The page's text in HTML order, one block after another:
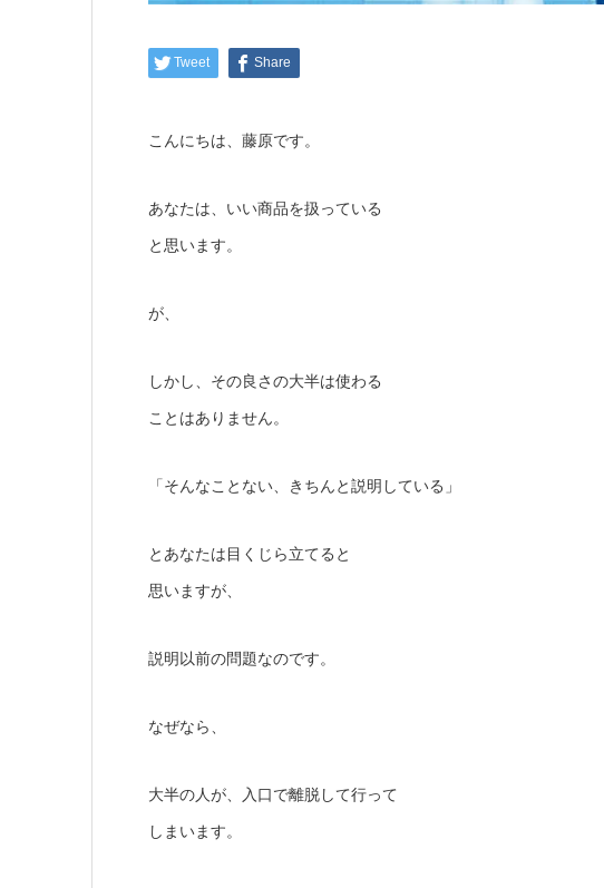
Tweet Share
こんにちは、藤原です。
あなたは、いい商品を扱っている
と思います。
が、
しかし、その良さの大半は使わる
ことはありません。
「そんなことない、きちんと説明している」
とあなたは目くじら立てると
思いますが、
説明以前の問題なのです。
なぜなら、
大半の人が、入口で離脱して行って
しまいます。